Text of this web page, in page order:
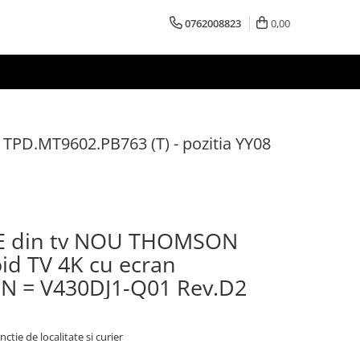
0762008823 0,00
(T) - pozitia YY08
din tv NOU THOMSON
TV 4K cu ecran
= V430DJ1-Q01 Rev.D2
de localitate si curier